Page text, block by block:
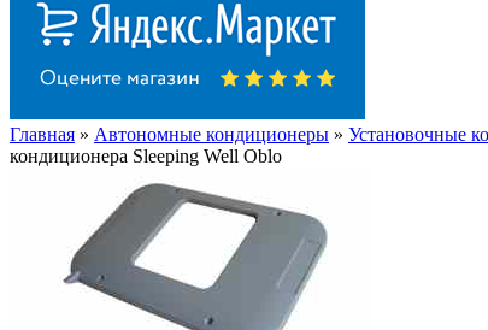
Главная » Автономные кондиционеры » Установочные
кондиционера Sleeping Well Oblo